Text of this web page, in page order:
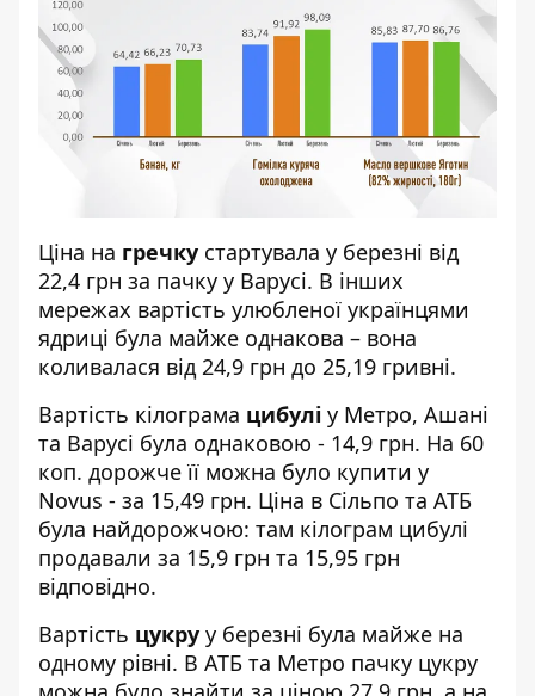
Ціна на гречку стартувала у березні від
22,4 грн за пачку у Варусі. В інших
мережах вартість улюбленої українцями
ядриці була майже однакова – вона
коливалася від 24,9 грн до 25,19 гривні.
Вартість кілограма цибулі у Метро, Ашані
та Варусі була однаковою - 14,9 грн. На 60
коп. дорожче її можна було купити у
Novus - за 15,49 грн. Ціна в Сільпо та АТБ
була найдорожчою: там кілограм цибулі
продавали за 15,9 грн та 15,95 грн
відповідно.
Вартість цукру у березні була майже на
одному рівні. В АТБ та Метро пачку цукру